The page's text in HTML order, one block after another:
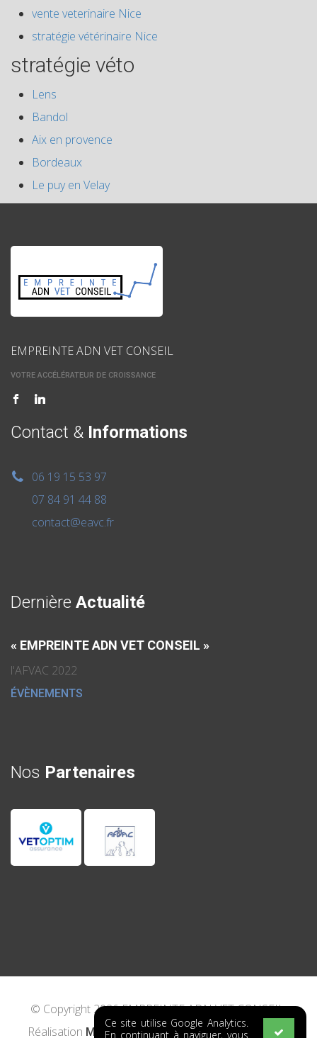
vente veterinaire Nice
stratégie vétérinaire Nice
stratégie véto
Lens
Bandol
Aix en provence
Bordeaux
Le puy en Velay
EMPREINTE ADN VET CONSEIL
VOTRE ACCÉLÉRATEUR DE CROISSANCE
Contact & Informations
06 19 15 53 97
07 84 91 44 88
contact@eavc.fr
Dernière Actualité
« EMPREINTE ADN VET CONSEIL »
l'AFVAC 2022
ÉVÈNEMENTS
Nos Partenaires
© Copyright 2026 EMPREINTE ADN VET CONSEIL.
Réalisation MAKE IT CREATIVE-Mentions Légales
Ce site utilise Google Analytics.
En continuant à naviguer, vous